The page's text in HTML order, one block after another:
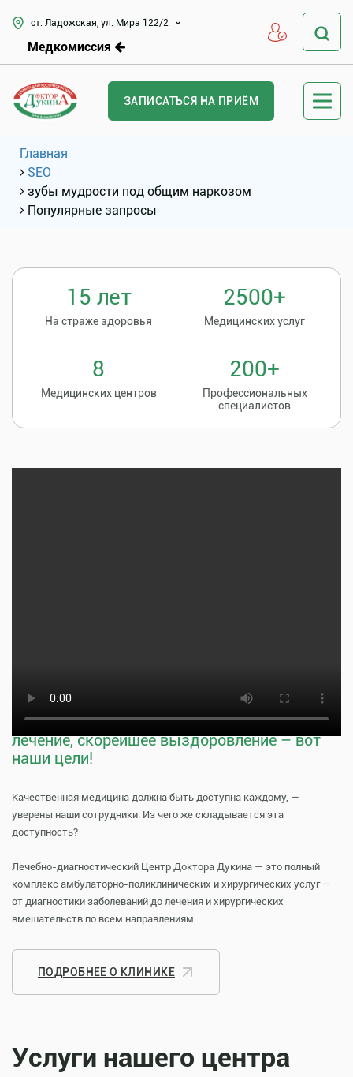
ст. Ладожская, ул. Мира 122/2
Медкомиссия
ЗАПИСАТЬСЯ НА ПРИЁМ
Главная
SEO
зубы мудрости под общим наркозом
Популярные запросы
15 лет
На страже здоровья
2500+
Медицинских услуг
8
Медицинских центров
200+
Профессиональных
специалистов
Тщательная профилактика, качественное
лечение, скорейшее выздоровление – вот
наши цели!
Качественная медицина должна быть доступна каждому, —
уверены наши сотрудники. Из чего же складывается эта
доступность?
Лечебно-диагностический Центр Доктора Дукина — это полный
комплекс амбулаторно-поликлинических и хирургических услуг —
от диагностики заболеваний до лечения и хирургических
вмешательств по всем направлениям.
ПОДРОБНЕЕ О КЛИНИКЕ
Услуги нашего центра